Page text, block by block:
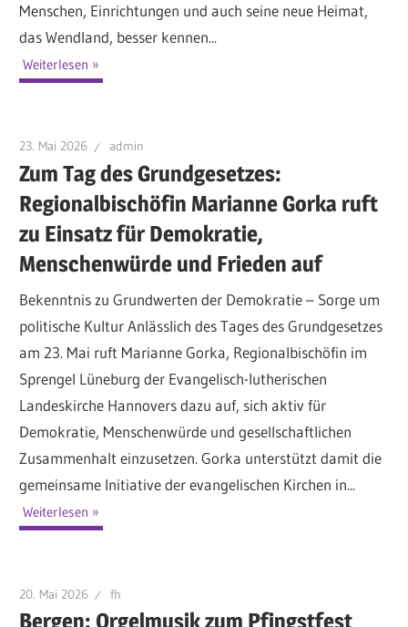
Menschen, Einrichtungen und auch seine neue Heimat,
das Wendland, besser kennen...
Weiterlesen
23. Mai 2026 admin
Zum Tag des Grundgesetzes:
Regionalbischöfin Marianne Gorka ruft
zu Einsatz für Demokratie,
Menschenwürde und Frieden auf
Bekenntnis zu Grundwerten der Demokratie – Sorge um
politische Kultur Anlässlich des Tages des Grundgesetzes
am 23. Mai ruft Marianne Gorka, Regionalbischöfin im
Sprengel Lüneburg der Evangelisch-lutherischen
Landeskirche Hannovers dazu auf, sich aktiv für
Demokratie, Menschenwürde und gesellschaftlichen
Zusammenhalt einzusetzen. Gorka unterstützt damit die
gemeinsame Initiative der evangelischen Kirchen in...
Weiterlesen
20. Mai 2026 fh
Bergen: Orgelmusik zum Pfingstfest